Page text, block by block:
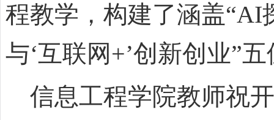
程教学，构建了涵盖“AI
与‘互联网+’创新创业”
信息工程学院教师祝